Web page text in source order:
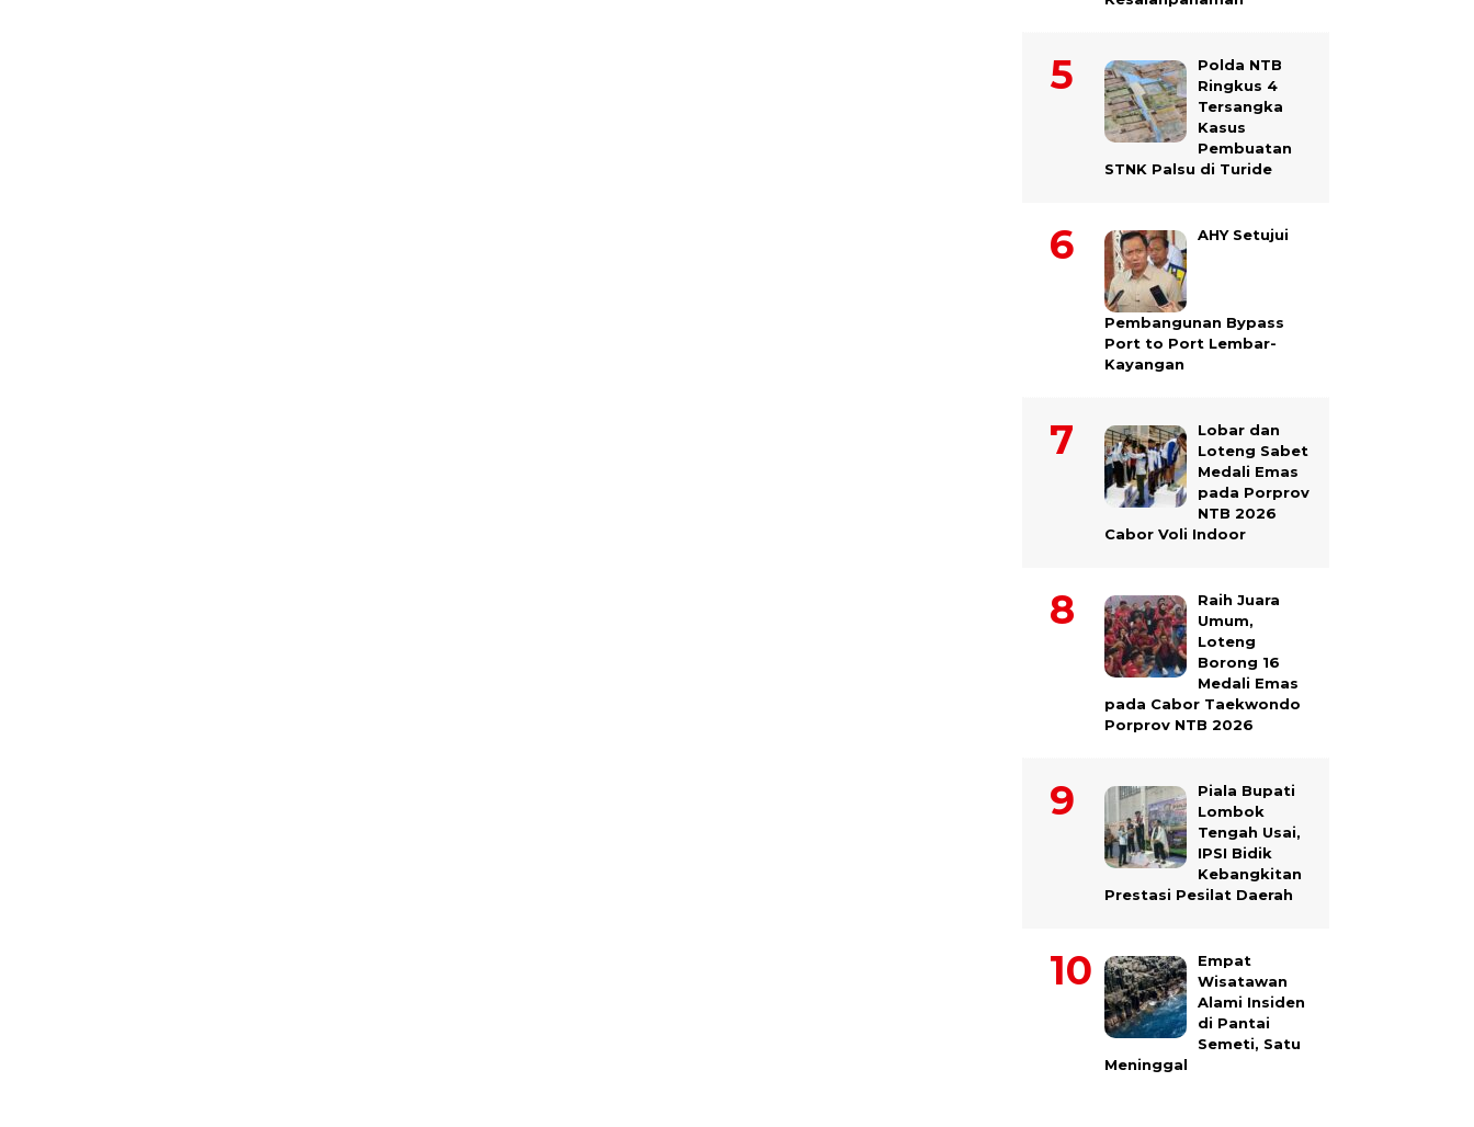
Polda NTB
Ringkus 4
Tersangka
Kasus
Pembuatan
STNK Palsu di Turide
AHY Setujui
Pembangunan Bypass
Port to Port Lembar-
Kayangan
Lobar dan
Loteng Sabet
Medali Emas
pada Porprov
NTB 2026
Cabor Voli Indoor
Raih Juara
Umum,
Loteng
Borong 16
Medali Emas
pada Cabor Taekwondo
Porprov NTB 2026
Piala Bupati
Lombok
Tengah Usai,
IPSI Bidik
Kebangkitan
Prestasi Pesilat Daerah
Empat
Wisatawan
Alami Insiden
di Pantai
Semeti, Satu
Meninggal